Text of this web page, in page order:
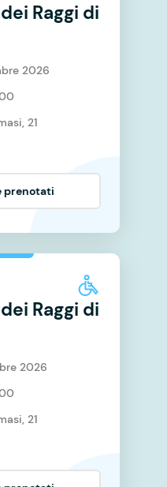
Raggi di
2026
21
prenotati
Raggi di
2026
21